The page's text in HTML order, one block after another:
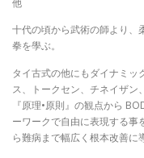
他
十代の頃から武術の師より、
拳を學ぶ。
タイ古式の他にもダイナミッ
ス、トークセン、チネイザン
『原理•原則』の観点から
ーワークで自由に表現する事
ら難病まで幅広く根本改善に